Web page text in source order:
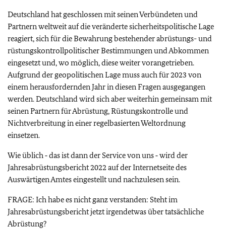
Deutschland hat geschlossen mit seinen Verbündeten und
Partnern weltweit auf die veränderte sicherheitspolitische Lage
reagiert, sich für die Bewahrung bestehender abrüstungs- und
rüstungskontrollpolitischer Bestimmungen und Abkommen
eingesetzt und, wo möglich, diese weiter vorangetrieben.
Aufgrund der geopolitischen Lage muss auch für 2023 von
einem herausfordernden Jahr in diesen Fragen ausgegangen
werden. Deutschland wird sich aber weiterhin gemeinsam mit
seinen Partnern für Abrüstung, Rüstungskontrolle und
Nichtverbreitung in einer regelbasierten Weltordnung
einsetzen.
Wie üblich ‑ das ist dann der Service von uns ‑ wird der
Jahresabrüstungsbericht 2022 auf der Internetseite des
Auswärtigen Amtes eingestellt und nachzulesen sein.
FRAGE: Ich habe es nicht ganz verstanden: Steht im
Jahresabrüstungsbericht jetzt irgendetwas über tatsächliche
Abrüstung?